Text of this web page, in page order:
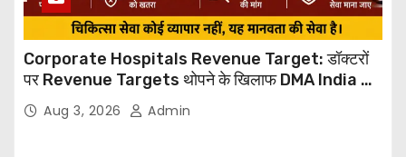
Corporate Hospitals Revenue Target: डॉक्टरों
पर Revenue Targets थोपने के खिलाफ DMA India का
बड़ा कदम, NHRC से Suo Motu जांच की मांग
Aug 3, 2026 Admin